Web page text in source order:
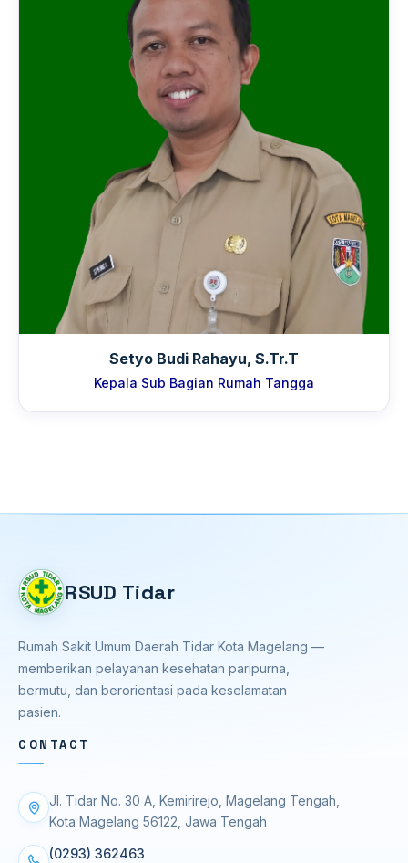
Setyo Budi Rahayu, S.Tr.T
Kepala Sub Bagian Rumah Tangga
RSUD Tidar
Rumah Sakit Umum Daerah Tidar Kota Magelang —
memberikan pelayanan kesehatan paripurna,
bermutu, dan berorientasi pada keselamatan
pasien.
CONTACT
Jl. Tidar No. 30 A, Kemirirejo, Magelang Tengah,
Kota Magelang 56122, Jawa Tengah
(0293) 362463